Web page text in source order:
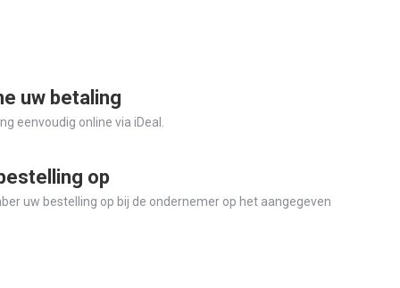
uw betaling
eenvoudig online via iDeal.
op
uw bestelling op bij de ondernemer op het aangegeven